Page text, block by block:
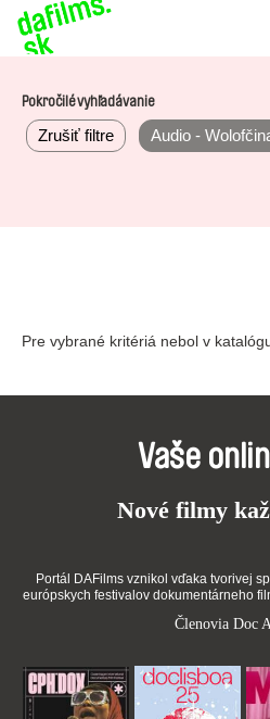
Pokročilé vyhľadávanie
Zrušiť filtre Audio -
Pre vybrané kritériá nebol v
Vaše
Nové filmy
Portál DAFilms vznikol vďaka tvorivej
európskych festivalov dokumentárneho
Členovia Doc